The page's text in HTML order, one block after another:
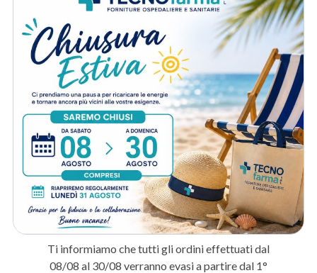
Studi medici e ambulatori: Per coprire i lettini visita garantendo
igiene tra un paziente e l’altro.
Centri estetici : Per proteggere i lettini durante i trattamenti corpo
e le cerette.
Fisioterapisti: Per l’utilizzo sui lettini da trattamento durante le
sedute riabilitative.
Metodo di spedizione
Prodotti correlati
Ti informiamo che tutti gli ordini effettuati dal
08/08 al 30/08 verranno evasi a partire dal 1°